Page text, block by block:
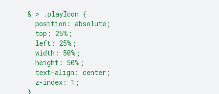
    & > .playIcon {
      position: absolute;
      top: 25%;
      left: 25%;
      width: 50%;
      height: 50%;
      text-align: center;
      z-index: 1;
    }